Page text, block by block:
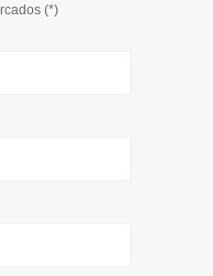
(*)